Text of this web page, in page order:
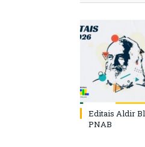
Editais Aldir
PNAB